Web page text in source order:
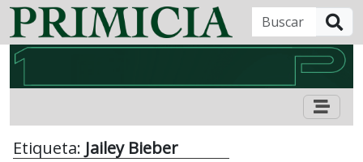
Etiqueta: Jailey Bieber